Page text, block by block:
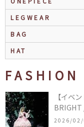
LEGWEAR
BAG
HAT
FASHION
【イベ
BRIGHT
2026/02/